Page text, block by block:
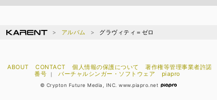
アルバム グラヴィティ＝ゼロ
ABOUT CONTACT 個人情報の保護について
著作権等管理事業者許諾
番号
｜ バーチャルシンガー・ソフトウェア piapro
© Crypton Future Media, INC. www.piapro.net